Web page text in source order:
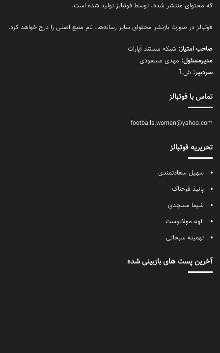
که محتوای منتشر شده، توسط فوتبالز تولید شده است.
فوتبالز در صورت بازنشر محتوای سایر رسانه‌ها، نام منبع اصلی را درج خواهد کرد.
صاحب امتیاز: شبکه مستند آپارات
مديرمسئول: مهدی مسعودی
سردبیر: ش.آ
تماس با فوتبالز
footballs.women@yahoo.com
تحریریه فوتبالز
سهیل سعادتمندی
پانیذ فرحناک
شیما مسجدی
الهه مولادوست
تهمینه سبحانی
آخرین پست های بازبینی شده